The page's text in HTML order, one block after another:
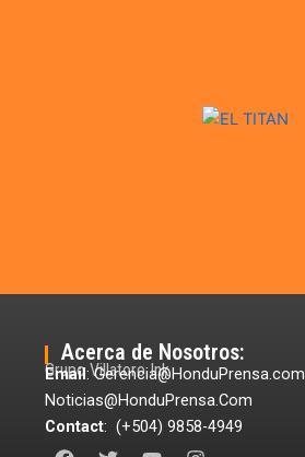
Acerca de Nosotros:
Grupo Villatoro Ink
Email: Gerencia@HonduPrensa.com
Noticias@HonduPrensa.Com
Contact: (+504) 9858-4949
F
T
Y
I